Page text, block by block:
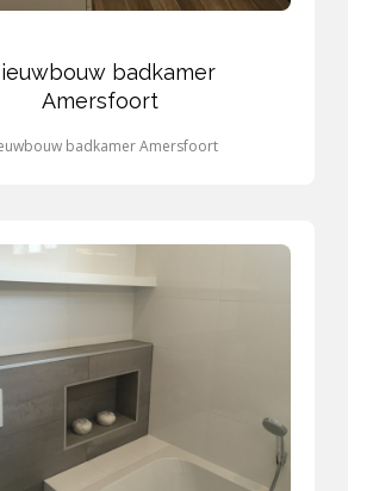
badkamer
Amersfoort
badkamer Amersfoort